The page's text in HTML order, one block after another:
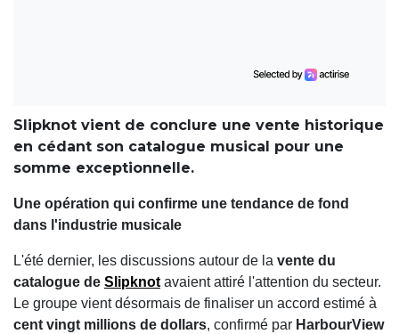
Slipknot vient de conclure une vente historique
en cédant son catalogue musical pour une
somme exceptionnelle.
Une opération qui confirme une tendance de fond
dans l'industrie musicale
L'été dernier, les discussions autour de la vente du
catalogue de Slipknot avaient attiré l'attention du secteur.
Le groupe vient désormais de finaliser un accord estimé à
cent vingt millions de dollars, confirmé par HarbourView